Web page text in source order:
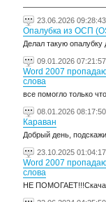
23.06.2026 09:28:43
Опалубка из ОСП
Делал такую опалубку
09.01.2026 07:21:57
Word 2007
слова
все помогло только
08.01.2026 08:17:50
Караван
Добрый день,
23.10.2025 01:04:17
Word 2007
слова
НЕ